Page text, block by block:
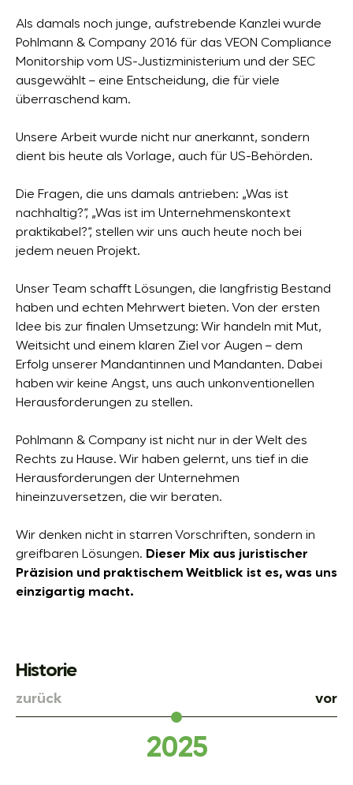
Als damals noch junge, aufstrebende Kanzlei wurde
Pohlmann & Company 2016 für das VEON Compliance
Monitorship vom US-Justizministerium und der SEC
ausgewählt – eine Entscheidung, die für viele
überraschend kam.
Unsere Arbeit wurde nicht nur anerkannt, sondern
dient bis heute als Vorlage, auch für US-Behörden.
Die Fragen, die uns damals antrieben: „Was ist
nachhaltig?“, „Was ist im Unternehmenskontext
praktikabel?“, stellen wir uns auch heute noch bei
jedem neuen Projekt.
Unser Team schafft Lösungen, die langfristig Bestand
haben und echten Mehrwert bieten. Von der ersten
Idee bis zur finalen Umsetzung: Wir handeln mit Mut,
Weitsicht und einem klaren Ziel vor Augen – dem
Erfolg unserer Mandantinnen und Mandanten. Dabei
haben wir keine Angst, uns auch unkonventionellen
Herausforderungen zu stellen.
Pohlmann & Company ist nicht nur in der Welt des
Rechts zu Hause. Wir haben gelernt, uns tief in die
Herausforderungen der Unternehmen
hineinzuversetzen, die wir beraten.
Wir denken nicht in starren Vorschriften, sondern in
greifbaren Lösungen. Dieser Mix aus juristischer
Präzision und praktischem Weitblick ist es, was uns
einzigartig macht.
Historie
2025